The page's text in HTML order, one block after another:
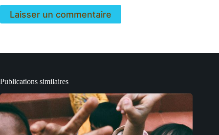
Laisser un commentaire
Publications similaires